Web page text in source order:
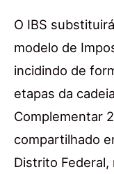
O IBS
modelo de
incidindo de
etapas da
Complementar
compartilhado
Distrito Federal,